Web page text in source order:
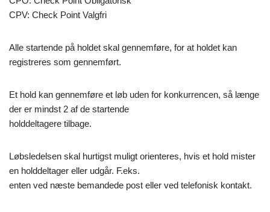
CPV: Check Point Valgfri
Alle startende på holdet skal gennemføre, for at holdet kan
registreres som gennemført.
Et hold kan gennemføre et løb uden for konkurrencen, så længe
der er mindst 2 af de startende
holddeltagere tilbage.
Løbsledelsen skal hurtigst muligt orienteres, hvis et hold mister
en holddeltager eller udgår. F.eks.
enten ved næste bemandede post eller ved telefonisk kontakt.